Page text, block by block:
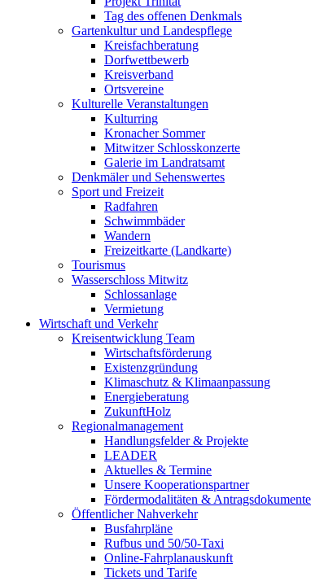
Tag des offenen Denkmals
Gartenkultur und Landespflege
Kreisfachberatung
Dorfwettbewerb
Kreisverband
Ortsvereine
Kulturelle Veranstaltungen
Kulturring
Kronacher Sommer
Mitwitzer Schlosskonzerte
Galerie im Landratsamt
Denkmäler und Sehenswertes
Sport und Freizeit
Radfahren
Schwimmbäder
Wandern
Freizeitkarte (Landkarte)
Tourismus
Wasserschloss Mitwitz
Schlossanlage
Vermietung
Wirtschaft und Verkehr
Kreisentwicklung Team
Wirtschaftsförderung
Existenzgründung
Klimaschutz & Klimaanpassung
Energieberatung
ZukunftHolz
Regionalmanagement
Handlungsfelder & Projekte
LEADER
Aktuelles & Termine
Unsere Kooperationspartner
Fördermodalitäten & Antragsdokumente
Öffentlicher Nahverkehr
Busfahrpläne
Rufbus und 50/50-Taxi
Online-Fahrplanauskunft
Tickets und Tarife